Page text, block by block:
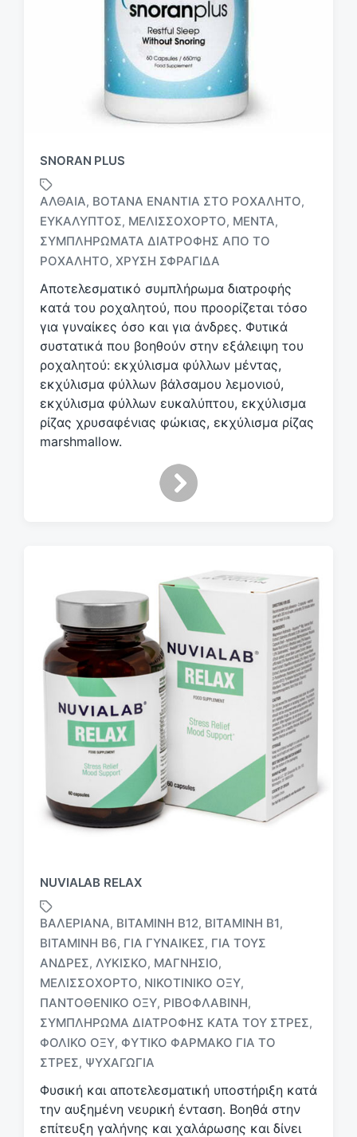
SNORAN PLUS
ε
ε
τ
κ
έ
τ
α
ΑΛΘΑΊΑ, ΒΌΤΑΝΑ ΕΝΆΝΤΙΑ ΣΤΟ ΡΟΧΑΛΗΤΌ,
ΕΥΚΆΛΥΠΤΟΣ, ΜΕΛΙΣΣΌΧΟΡΤΟ, ΜΈΝΤΑ,
ΣΥΜΠΛΗΡΏΜΑΤΑ ΔΙΑΤΡΟΦΉΣ ΑΠΌ ΤΟ
ΡΟΧΑΛΗΤΌ, ΧΡΥΣΉ ΣΦΡΑΓΊΔΑ
Αποτελεσματικό συμπλήρωμα διατροφής
κατά του ροχαλητού, που προορίζεται τόσο
για γυναίκες όσο και για άνδρες. Φυτικά
συστατικά που βοηθούν στην εξάλειψη του
ροχαλητού: εκχύλισμα φύλλων μέντας,
εκχύλισμα φύλλων βάλσαμου λεμονιού,
εκχύλισμα φύλλων ευκαλύπτου, εκχύλισμα
ρίζας χρυσαφένιας φώκιας, εκχύλισμα ρίζας
marshmallow.
NUVIALAB RELAX
ε
ε
τ
ι
έ
τ
α
ΒΑΛΕΡΙΆΝΑ, ΒΙΤΑΜΊΝΗ B12, ΒΙΤΑΜΊΝΗ Β1,
ΒΙΤΑΜΊΝΗ Β6, ΓΙΑ ΓΥΝΑΊΚΕΣ, ΓΙΑ ΤΟΥΣ
ΆΝΔΡΕΣ, ΛΥΚΊΣΚΟ, ΜΑΓΝΉΣΙΟ,
ΜΕΛΙΣΣΌΧΟΡΤΟ, ΝΙΚΟΤΙΝΙΚΌ ΟΞΎ,
ΠΑΝΤΟΘΕΝΙΚΌ ΟΞΎ, ΡΙΒΟΦΛΑΒΊΝΗ,
ΣΥΜΠΛΉΡΩΜΑ ΔΙΑΤΡΟΦΉΣ ΚΑΤΆ ΤΟΥ ΣΤΡΕΣ,
ΦΟΛΙΚΌ ΟΞΎ, ΦΥΤΙΚΌ ΦΆΡΜΑΚΟ ΓΙΑ ΤΟ
ΣΤΡΕΣ, ΨΥΧΑΓΩΓΊΑ
Φυσική και αποτελεσματική υποστήριξη κατά
την αυξημένη νευρική ένταση. Βοηθά στην
επίτευξη γαλήνης και χαλάρωσης και δίνει